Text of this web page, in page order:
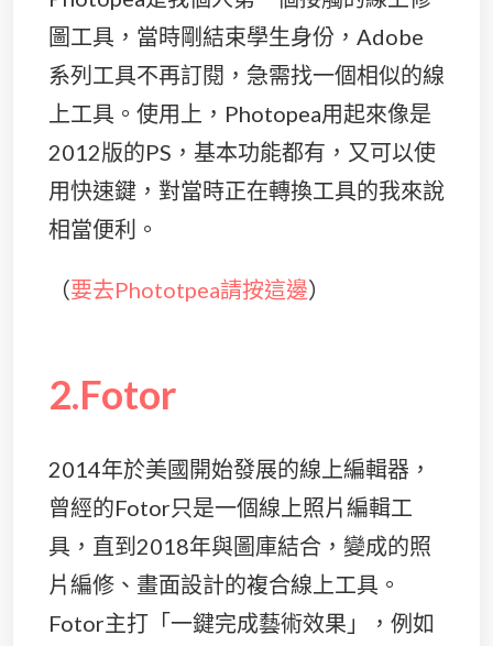
圖工具，當時剛結束學生身份，Adobe
系列工具不再訂閱，急需找一個相似的線
上工具。使用上，Photopea用起來像是
2012版的PS，基本功能都有，又可以使
用快速鍵，對當時正在轉換工具的我來說
相當便利。
（要去Phototpea請按這邊）
2.Fotor
2014年於美國開始發展的線上編輯器，
曾經的Fotor只是一個線上照片編輯工
具，直到2018年與圖庫結合，變成的照
片編修、畫面設計的複合線上工具。
Fotor主打「一鍵完成藝術效果」，例如